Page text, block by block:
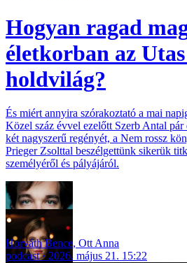
Hogyan ragad
életkorban az Utas
holdvilág?
És miért annyira szórakoztató a mai
Közel száz évvel ezelőtt Szerb Antal pár
két nagyszerű regényét, a Nem rossz
Prieger Zsolttal beszélgettünk sikerük
személyéről és pályájáról.
Horváth Bence, Ott Anna
podcast
2026. május 21. 15:22